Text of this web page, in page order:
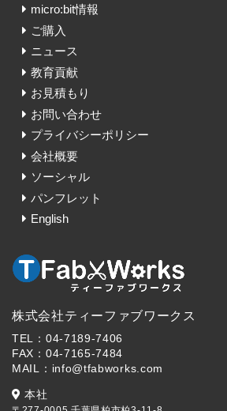
micro:bit情報
ご購入
ニュース
教育貢献
お見積もり
お問い合わせ
プライバシーポリシー
会社概要
ソーシャル
パンフレット
English
株式会社ティーファブワークス
TEL：04-7189-7406
FAX：04-7165-7484
MAIL：info@tfabworks.com
本社